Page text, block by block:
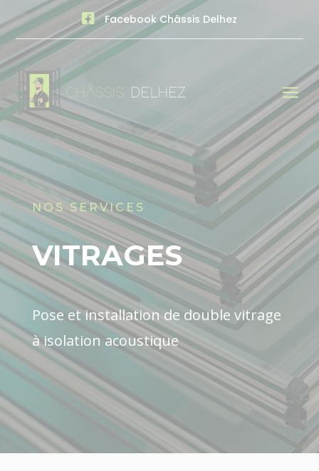
 Facebook Châssis Delhez
a
NOS SERVICES
VITRAGES
Pose et installation de double vitrage
à isolation acoustique